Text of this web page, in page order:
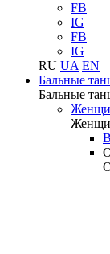
FB
IG
FB
IG
RU UA EN
Бальные
Бальные